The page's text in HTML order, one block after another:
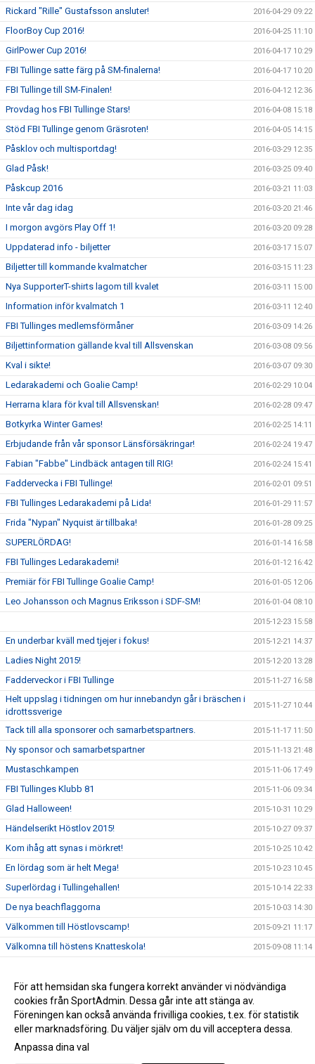
Rickard "Rille" Gustafsson ansluter! 2016-04-29 09:22
FloorBoy Cup 2016! 2016-04-25 11:10
GirlPower Cup 2016! 2016-04-17 10:29
FBI Tullinge satte färg på SM-finalerna! 2016-04-17 10:20
FBI Tullinge till SM-Finalen! 2016-04-12 12:36
Provdag hos FBI Tullinge Stars! 2016-04-08 15:18
Stöd FBI Tullinge genom Gräsroten! 2016-04-05 14:15
Påsklov och multisportdag! 2016-03-29 12:35
Glad Påsk! 2016-03-25 09:40
Påskcup 2016 2016-03-21 11:03
Inte vår dag idag 2016-03-20 21:46
I morgon avgörs Play Off 1! 2016-03-20 09:28
Uppdaterad info - biljetter 2016-03-17 15:07
Biljetter till kommande kvalmatcher 2016-03-15 11:23
Nya SupporterT-shirts lagom till kvalet 2016-03-11 15:00
Information inför kvalmatch 1 2016-03-11 12:40
FBI Tullinges medlemsförmåner 2016-03-09 14:26
Biljettinformation gällande kval till Allsvenskan 2016-03-08 09:56
Kval i sikte! 2016-03-07 09:30
Ledarakademi och Goalie Camp! 2016-02-29 10:04
Herrarna klara för kval till Allsvenskan! 2016-02-28 09:47
Botkyrka Winter Games! 2016-02-25 14:11
Erbjudande från vår sponsor Länsförsäkringar! 2016-02-24 19:47
Fabian "Fabbe" Lindbäck antagen till RIG! 2016-02-24 15:41
Faddervecka i FBI Tullinge! 2016-02-01 09:51
FBI Tullinges Ledarakademi på Lida! 2016-01-29 11:57
Frida "Nypan" Nyquist är tillbaka! 2016-01-28 09:25
SUPERLÖRDAG! 2016-01-14 16:58
FBI Tullinges Ledarakademi! 2016-01-12 16:42
Premiär för FBI Tullinge Goalie Camp! 2016-01-05 12:06
Leo Johansson och Magnus Eriksson i SDF-SM! 2016-01-04 08:10
2015-12-23 15:58
En underbar kväll med tjejer i fokus! 2015-12-21 14:37
Ladies Night 2015! 2015-12-20 13:28
Fadderveckor i FBI Tullinge 2015-11-27 16:58
Helt uppslag i tidningen om hur innebandyn går i bräschen i
idrottssverige
2015-11-27 10:44
Tack till alla sponsorer och samarbetspartners. 2015-11-17 11:50
Ny sponsor och samarbetspartner 2015-11-13 21:48
Mustaschkampen 2015-11-06 17:49
FBI Tullinges Klubb 81 2015-11-06 09:34
Glad Halloween! 2015-10-31 10:29
Händelserikt Höstlov 2015! 2015-10-27 09:37
Kom ihåg att synas i mörkret! 2015-10-25 10:42
En lördag som är helt Mega! 2015-10-23 10:45
Superlördag i Tullingehallen! 2015-10-14 22:33
De nya beachflaggorna 2015-10-03 14:30
Välkommen till Höstlovscamp! 2015-09-21 11:17
Välkomna till höstens Knatteskola! 2015-09-08 11:14
FBI Tullinge är en utmärkt förening! 2015-09-03 17:10
FBI Tullinge lanserar en ny hemsida! 2015-08-19 16:34
För att hemsidan ska fungera korrekt använder vi nödvändiga
cookies från SportAdmin. Dessa går inte att stänga av.
Föreningen kan också använda frivilliga cookies, t.ex. för statistik
eller marknadsföring. Du väljer själv om du vill acceptera dessa.
Anpassa dina val